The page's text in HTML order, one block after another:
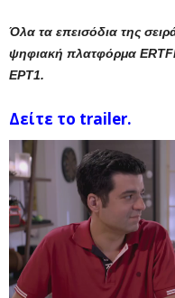
Όλα τα επεισόδια της
ψηφιακή πλατφόρμα
ΕΡΤ1.
Δείτε το trailer.
Πρόγραμμα
Αναπαραγωγής
Βίντεο